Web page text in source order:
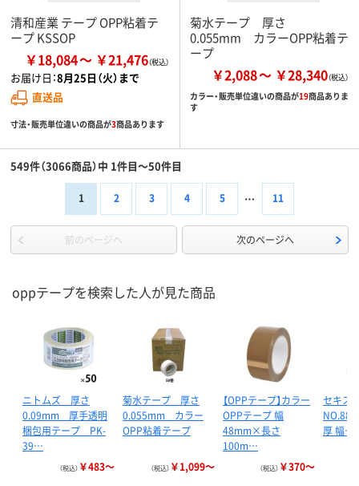
清和産業 テープ OPP粘着テ
ープ KSSOP
￥18,084 ￥21,476
お届け日：8月25日（火）まで
直送品
寸法・販売単位違いの商品が3商品あります
菊水テープ 厚さ
0.055mm カラーOPP粘着テ
ープ
￥2,088 ￥28,340
カラー・販売単位違いの商品が19商品ありま
す
549件（3066商品）中 1件目～50件目
1 2 3 4 5 11
前のページへ 次のページへ
oppテープを検索した人が見た商品
ニトムズ 厚さ
0.09mm 厚手透明
梱包用テープ PK-
39…
（税込） ￥483～
菊水テープ 厚さ
0.055mm カラー
OPP粘着テープ
（税込） ￥1,099～
【OPPテープ】カラー
OPPテープ 幅
48mm×長さ
100m…
（税込） ￥370～
セキス
厚 幅…